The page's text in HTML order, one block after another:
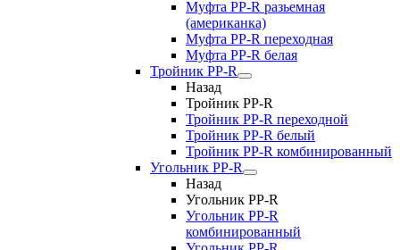
Муфта РР-R разьемная
(американка)
Муфта РР-R переходная
Муфта РР-R белая
Тройник PP-R
Назад
Тройник PP-R
Тройник РР-R переходной
Тройник РР-R белый
Тройник РР-R комбинированный
Угольник PP-R
Назад
Угольник PP-R
Угольник РР-R
комбинированный